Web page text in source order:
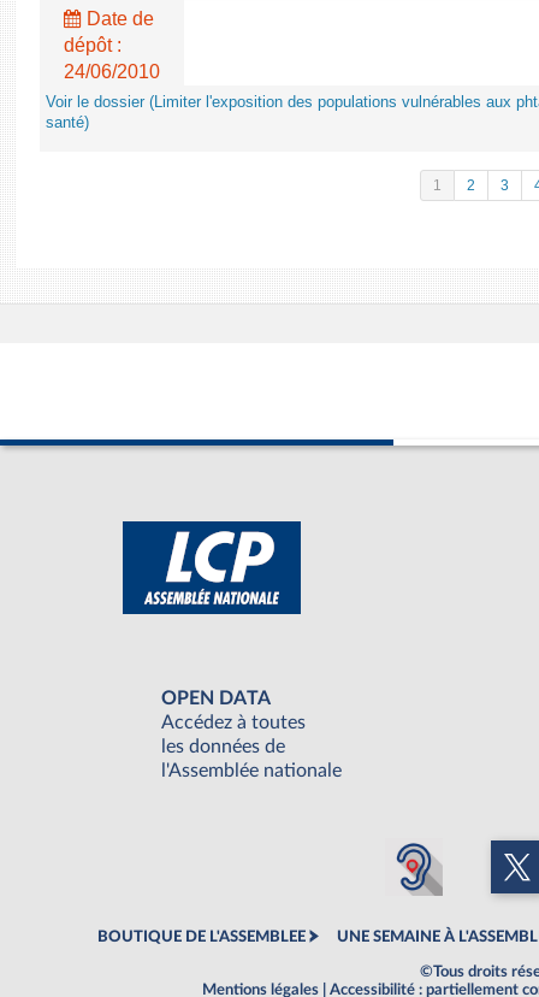
Date de
dépôt :
24/06/2010
Voir le dossier (Limiter l'exposition des populations vulnérables aux
santé)
1 2 3
OPEN DATA
Accédez à toutes
les données de
l'Assemblée nationale
BOUTIQUE DE L'ASSEMBLEE UNE SEMAINE À
©Tous droits
Mentions légales
Accessibilité : partiellement